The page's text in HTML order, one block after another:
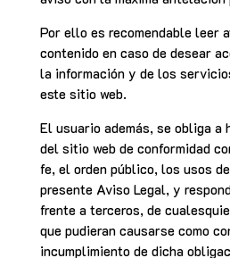
Por ello es recomendable leer
contenido en caso de desear
la información y de los
este sitio web.
El usuario además, se obliga a
del sitio web de conformidad
fe, el orden público, los usos
presente Aviso Legal, y
frente a terceros, de
que pudieran causarse como
incumplimiento de dicha